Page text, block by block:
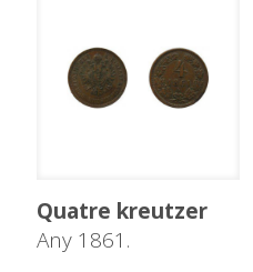
Quatre kreutzer
Any 1861.